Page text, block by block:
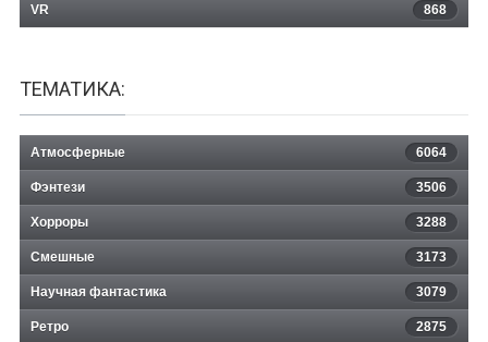
VR 868
ТЕМАТИКА:
Атмосферные 6064
Фэнтези 3506
Хорроры 3288
Смешные 3173
Научная фантастика 3079
Ретро 2875